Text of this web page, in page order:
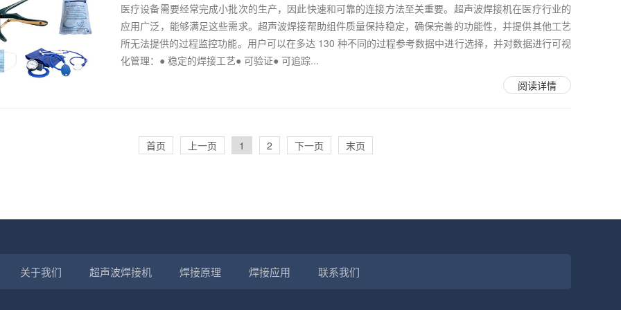
医疗设备需要经常完成小批次的生产，因此快速和可靠的连接方法至关重要。超声波焊接机在医疗行业的
应用广泛，能够满足这些需求。超声波焊接帮助组件质量保持稳定，确保完善的功能性，并提供其他工艺
所无法提供的过程监控功能。用户可以在多达 130 种不同的过程参考数据中进行选择，并对数据进行可视
化管理：● 稳定的焊接工艺● 可验证● 可追踪...
阅读详情
首页 上一页 1 2 下一页 末页
关于我们 超声波焊接机 焊接原理 焊接应用 联系我们